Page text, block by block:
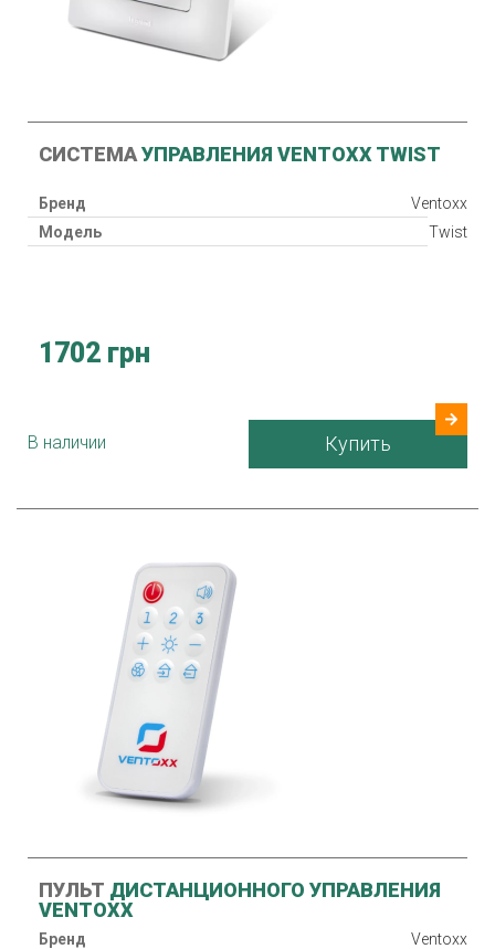
СИСТЕМАУПРАВЛЕНИЯ VENTOXX TWIST
Бренд
Ventoxx
Модель
Twist
1702 грн
В наличии Купить
ПУЛЬТ ДИСТАНЦИОННОГО УПРАВЛЕНИЯ
VENTOXX
Бренд
Ventoxx